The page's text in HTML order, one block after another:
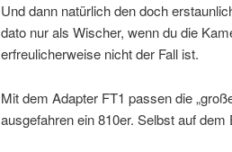
Und dann natürlich den doch
dato nur als Wischer, wenn du die
erfreulicherweise nicht der Fall ist.
Mit dem Adapter FT1 passen die
ausgefahren ein 810er. Selbst auf